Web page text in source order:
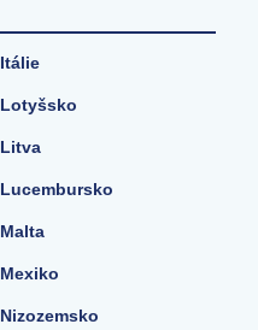
Itálie
Lotyšsko
Litva
Lucembursko
Malta
Mexiko
Nizozemsko